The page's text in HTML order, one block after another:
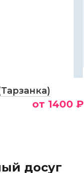
от 1400 ₽
досуг